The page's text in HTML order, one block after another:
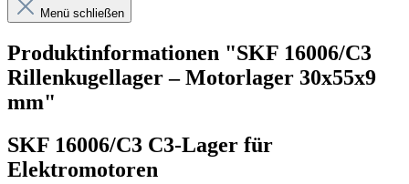
Menü schließen
Produktinformationen "SKF 16006/C3
Rillenkugellager – Motorlager 30x55x9
mm"
SKF 16006/C3 C3-Lager für
Elektromotoren